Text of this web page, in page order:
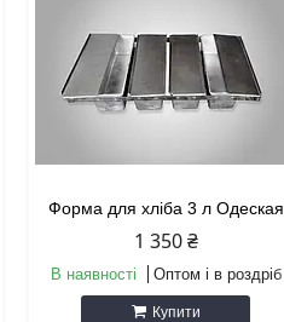
Форма для хліба 3 л Одеская
1 350 ₴
В наявності Оптом і в роздріб
Купити